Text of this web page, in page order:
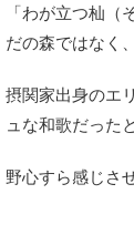
「わが立つ杣
だの森ではなく
摂関家出身のエ
ュな和歌だった
野心すら感じさ